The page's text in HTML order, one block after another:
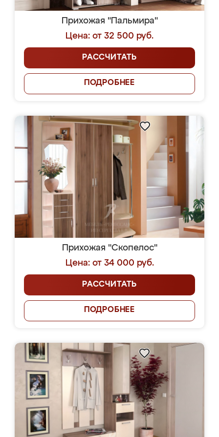
Прихожая "Пальмира"
Цена: от 32 500 руб.
РАССЧИТАТЬ
ПОДРОБНЕЕ
Прихожая "Скопелос"
Цена: от 34 000 руб.
РАССЧИТАТЬ
ПОДРОБНЕЕ